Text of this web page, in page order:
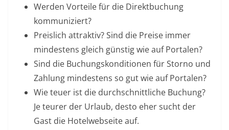
Werden Vorteile für die Direktbuchung
kommuniziert?
Preislich attraktiv? Sind die Preise immer
mindestens gleich günstig wie auf Portalen?
Sind die Buchungskonditionen für Storno und
Zahlung mindestens so gut wie auf Portalen?
Wie teuer ist die durchschnittliche Buchung?
Je teurer der Urlaub, desto eher sucht der
Gast die Hotelwebseite auf.